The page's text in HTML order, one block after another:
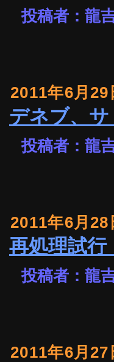
投稿者：龍
2011年6月29
デネブ、
投稿者：龍
2011年6月28
再処理試行
投稿者：龍
2011年6月27